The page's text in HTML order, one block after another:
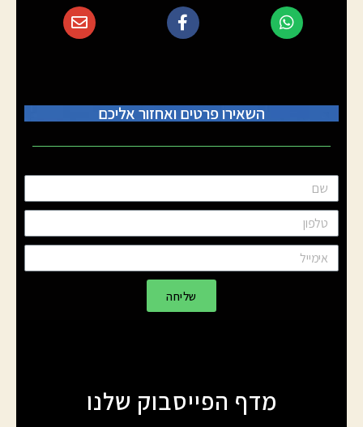
השאירו פרטים ואחזור אליכם
שליחה
מדף הפייסבוק שלנו